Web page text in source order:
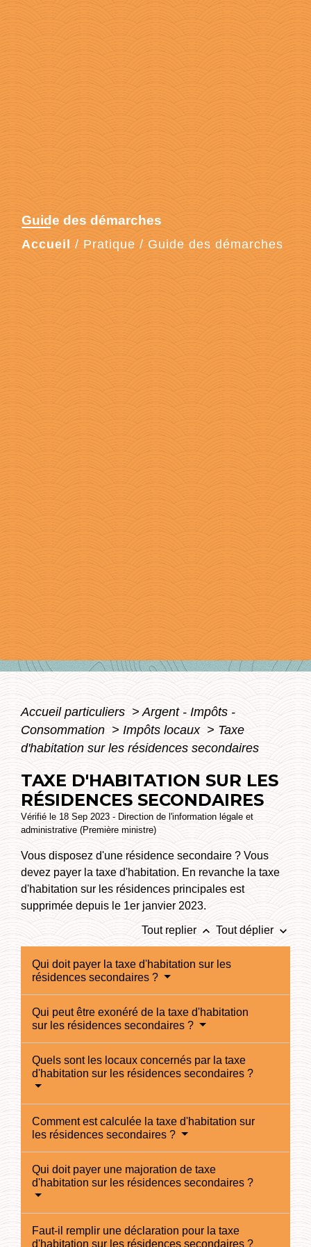
Guide des démarches
Accueil / Pratique / Guide des démarches
Accueil particuliers > Argent - Impôts -
Consommation > Impôts locaux > Taxe
d'habitation sur les résidences secondaires
TAXE D'HABITATION SUR LES
RÉSIDENCES SECONDAIRES
Vérifié le 18 Sep 2023 - Direction de l'information légale et
administrative (Première ministre)
Vous disposez d'une résidence secondaire ? Vous
devez payer la taxe d'habitation. En revanche la taxe
d'habitation sur les résidences principales est
supprimée depuis le 1er janvier 2023.
Tout replier keyboard_arrow_up Tout déplier keyboard_arrow_down
Qui doit payer la taxe d'habitation sur les
résidences secondaires ?
Qui peut être exonéré de la taxe d'habitation
sur les résidences secondaires ?
Quels sont les locaux concernés par la taxe
d'habitation sur les résidences secondaires ?
Comment est calculée la taxe d'habitation sur
les résidences secondaires ?
Qui doit payer une majoration de taxe
d'habitation sur les résidences secondaires ?
Faut-il remplir une déclaration pour la taxe
d'habitation sur les résidences secondaires ?